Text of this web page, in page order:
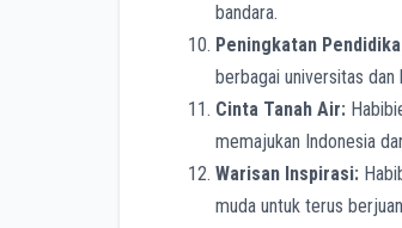
bandara.
Peningkatan
berbagai universitas
Cinta Tanah Air:
memajukan Indonesia
Warisan Inspirasi:
muda untuk terus